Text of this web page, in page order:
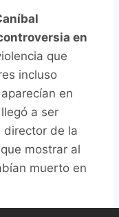
en
que
incluso
en
a ser
director de la
mostrar al
muerto en